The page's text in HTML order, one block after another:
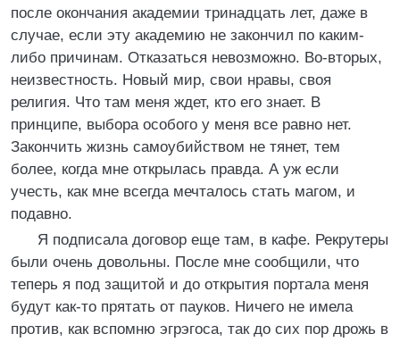
после окончания академии тринадцать лет, даже в
случае, если эту академию не закончил по каким-
либо причинам. Отказаться невозможно. Во-вторых,
неизвестность. Новый мир, свои нравы, своя
религия. Что там меня ждет, кто его знает. В
принципе, выбора особого у меня все равно нет.
Закончить жизнь самоубийством не тянет, тем
более, когда мне открылась правда. А уж если
учесть, как мне всегда мечталось стать магом, и
подавно.
Я подписала договор еще там, в кафе. Рекрутеры
были очень довольны. После мне сообщили, что
теперь я под защитой и до открытия портала меня
будут как-то прятать от пауков. Ничего не имела
против, как вспомню эгрэгоса, так до сих пор дрожь в